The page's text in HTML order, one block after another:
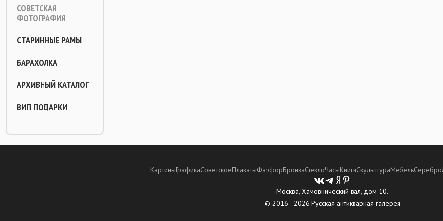
СОВЕТСКАЯ
ФОТОГРАФИЯ
СТАРИННЫЕ РАМЫ
БАРАХОЛКА
АРХИВНЫЙ КАТАЛОГ
ВИП ПОДАРКИ
КартиныГрафикаСоветскоеПлакатыФарфорБронзаСтеклоЧасыКнигиСкульптураМебельСеребро
Москва, Хамовнический вал, дом 10.
© 2016 - 2026 Русская антикварная галерея